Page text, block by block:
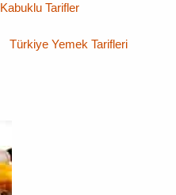
Kabuklu Tarifler
Türkiye Yemek Tarifleri